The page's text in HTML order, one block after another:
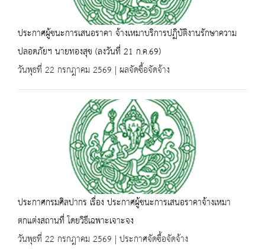
ประกาศผู้ชนะการเสนอราคา จ้างเหมาบริการปฏิบัติงานรักษาความ
ปลอดภัยฯ นายทองสุข (ลงวันที่ 21 ก.ค.69)
วันพุธที่ 22 กรกฎาคม 2569 | ผลจัดซื้อจัดจ้าง
ประกาศกรมศิลปากร เรื่อง ประกาศผู้ชนะการเสนอราคาจ้างเหมา
ตกแต่งสถานที่ โดยวิธีเฉพาะเจาะจง
วันพุธที่ 22 กรกฎาคม 2569 | ประกาศจัดซื้อจัดจ้าง